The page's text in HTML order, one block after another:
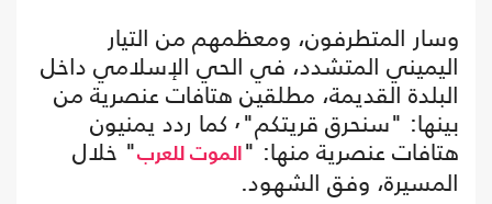
وسار المتطرفون، ومعظمهم من التيار
اليميني المتشدد، في الحي الإسلامي داخل
البلدة القديمة، مطلقين هتافات عنصرية من
بينها: "سنحرق قريتكم"٬ كما ردد يمنيون
هتافات عنصرية منها: " الموت للعرب" خلال
المسيرة، وفق الشهود.